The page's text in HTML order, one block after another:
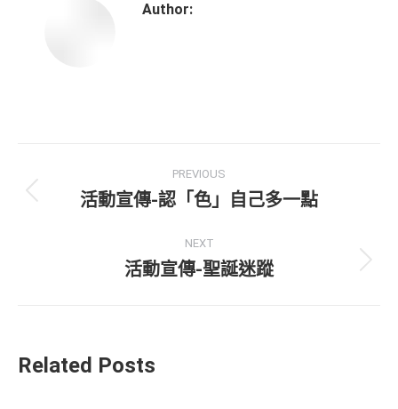
Author:
PREVIOUS
活動宣傳-認「色」自己多一點
NEXT
活動宣傳-聖誕迷蹤
Related Posts